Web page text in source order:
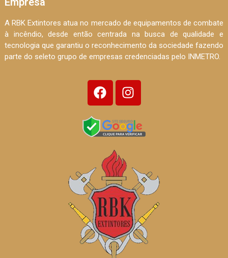
A RBK Extintores atua no mercado de equipamentos de combate
à incêndio, desde então centrada na busca de qualidade e
tecnologia que garantiu o reconhecimento da sociedade fazendo
parte do seleto grupo de empresas credenciadas pelo INMETRO.